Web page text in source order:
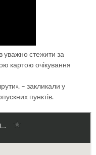
уважно стежити за
картою очікування
– закликали у
пунктів.